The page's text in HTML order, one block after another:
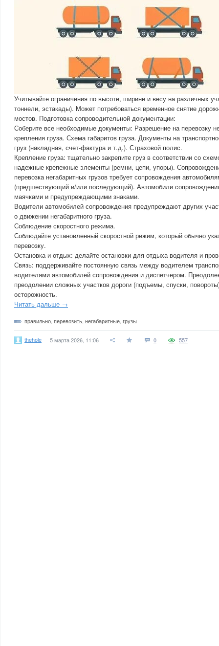
Учитывайте ограничения по высоте, ширине и весу на различных
тоннели, эстакады). Может потребоваться временное снятие
мостов. Подготовка сопроводительной документации:
Соберите все необходимые документы: Разрешение на перевозку
крепления груза. Схема габаритов груза. Документы на
груз (накладная, счет-фактура и т.д.). Страховой полис.
Крепление груза: тщательно закрепите груз в соответствии со
надежные крепежные элементы (ремни, цепи, упоры).
перевозка негабаритных грузов требует сопровождения
(предшествующий и/или последующий). Автомобили
маячками и предупреждающими знаками.
Водители автомобилей сопровождения предупреждают других
о движении негабаритного груза.
Соблюдение скоростного режима.
Соблюдайте установленный скоростной режим, который обычно
перевозку.
Остановка и отдых: делайте остановки для отдыха водителя и
Связь: поддерживайте постоянную связь между водителем
водителями автомобилей сопровождения и диспетчером.
преодолении сложных участков дороги (подъемы, спуски,
осторожность.
Читать дальше →
правильно перевозить негабаритные грузы
thehole 5 марта 2026, 11:06 0 557